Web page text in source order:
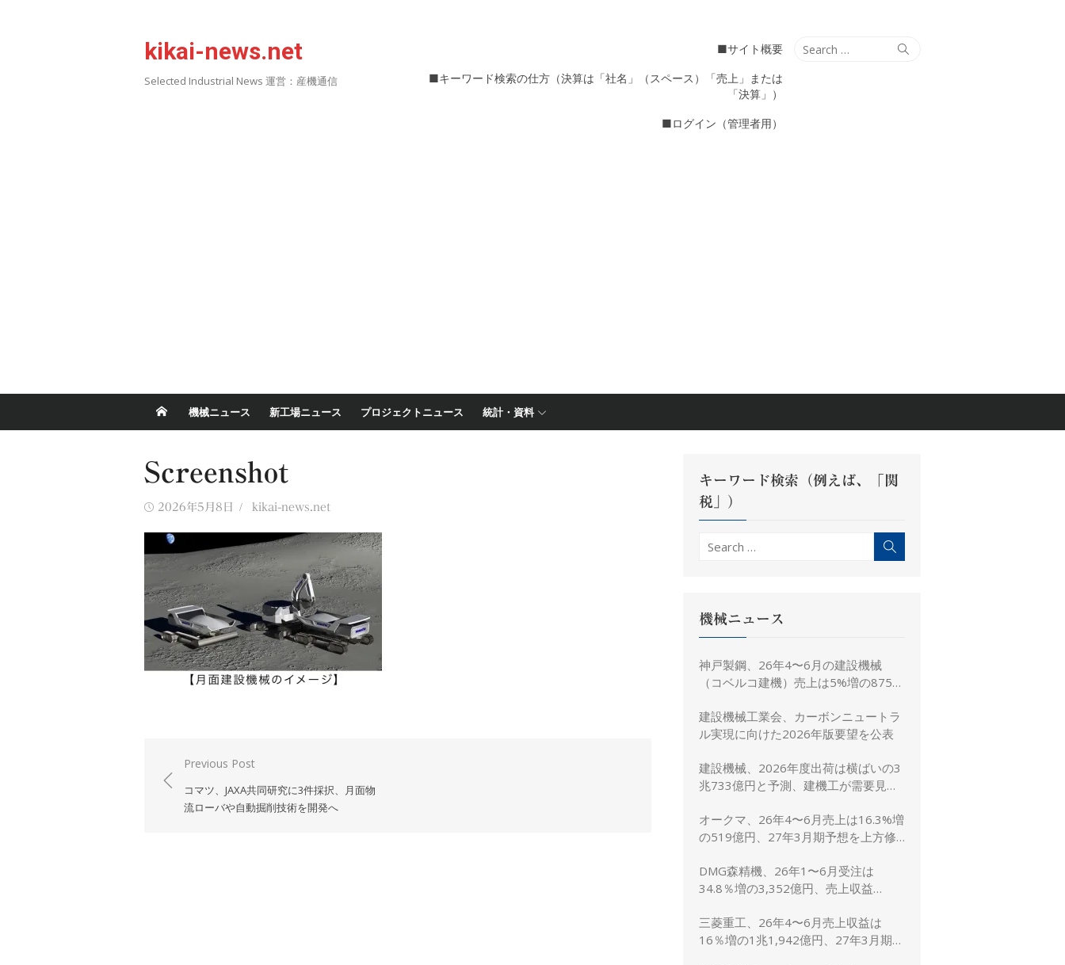
kikai-news.net
Selected Industrial News 運営：産機通信
Search
Search
■サイト概要
■キーワード検索の仕方（決算は「社名」（スペース）「売上」または
「決算」）
■ログイン（管理者用）
機械ニュース 新工場ニュース プロジェクトニュース 統計・資料
Screenshot
Posted
2026年5月8日 Author
kikai-news.net
稿
Previous Post
コマツ、JAXA共同研究に3件採択、月面物
流ローバや自動掘削技術を開発へ
キーワード検索（例えば、「関
税」）
Search
機械ニュース
神戸製鋼、26年4〜6月の建設機械
（コベルコ建機）売上は5%増の875億
に修正
建設機械工業会、カーボンニュートラ
ル実現に向けた2026年版要望を公表
建設機械、2026年度出荷は横ばいの3
兆733億円と予測、建機工が需要見通
オークマ、26年4〜6月売上は16.3%増
の519億円、27年3月期予想を上方修
DMG森精機、26年1〜6月受注は
34.8％増の3,352億円、売上収益
三菱重工、26年4〜6月売上収益は
16％増の1兆1,942億円、27年3月期予